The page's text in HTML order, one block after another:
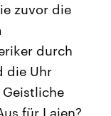
Beiträge,
und
die Vereinigten
Einfluss auf
zuvor die
durch
die Uhr
für Laien?